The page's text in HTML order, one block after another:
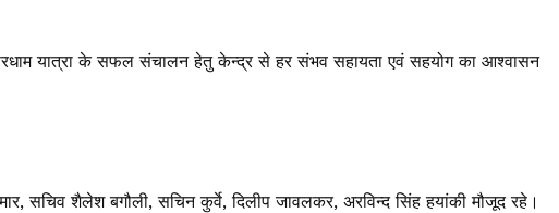
यात्रा के सफल संचालन हेतु केन्द्र से हर संभव सहायता एवं सहयोग का आश्वासन
सचिव शैलेश बगौली, सचिन कुर्वे, दिलीप जावलकर, अरविन्द सिंह हयांकी मौजूद रहे।